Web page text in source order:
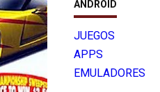
ANDROID
JUEGOS
APPS
EMULADORES